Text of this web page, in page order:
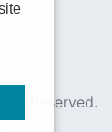
Reserved.